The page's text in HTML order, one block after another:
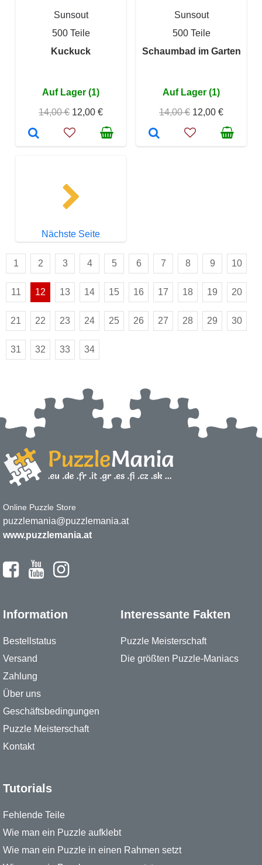
Sunsout
500 Teile
Kuckuck
Auf Lager (1)
14,00 € 12,00 €
Sunsout
500 Teile
Schaumbad im Garten
Auf Lager (1)
14,00 € 12,00 €
Nächste Seite
1 2 3 4 5 6 7 8 9 10
11 12 13 14 15 16 17 18 19 20
21 22 23 24 25 26 27 28 29 30
31 32 33 34
Online Puzzle Store
puzzlemania@puzzlemania.at
www.puzzlemania.at
Information
Bestellstatus
Versand
Zahlung
Über uns
Geschäftsbedingungen
Puzzle Meisterschaft
Kontakt
Interessante Fakten
Puzzle Meisterschaft
Die größten Puzzle-Maniacs
Tutorials
Fehlende Teile
Wie man ein Puzzle aufklebt
Wie man ein Puzzle in einen Rahmen setzt